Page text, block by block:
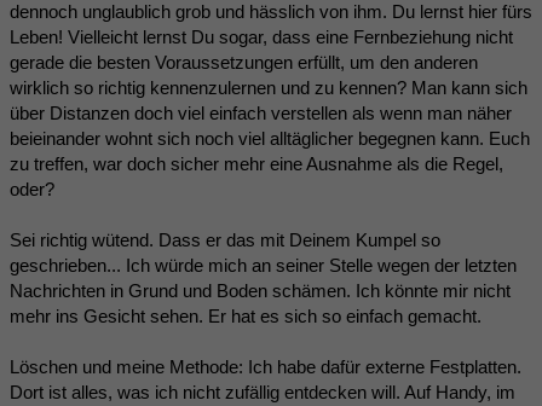
dennoch unglaublich grob und hässlich von ihm. Du lernst hier fürs
Leben! Vielleicht lernst Du sogar, dass eine Fernbeziehung nicht
gerade die besten Voraussetzungen erfüllt, um den anderen
wirklich so richtig kennenzulernen und zu kennen? Man kann sich
über Distanzen doch viel einfach verstellen als wenn man näher
beieinander wohnt sich noch viel alltäglicher begegnen kann. Euch
zu treffen, war doch sicher mehr eine Ausnahme als die Regel,
oder?
Sei richtig wütend. Dass er das mit Deinem Kumpel so
geschrieben... Ich würde mich an seiner Stelle wegen der letzten
Nachrichten in Grund und Boden schämen. Ich könnte mir nicht
mehr ins Gesicht sehen. Er hat es sich so einfach gemacht.
Löschen und meine Methode: Ich habe dafür externe Festplatten.
Dort ist alles, was ich nicht zufällig entdecken will. Auf Handy, im